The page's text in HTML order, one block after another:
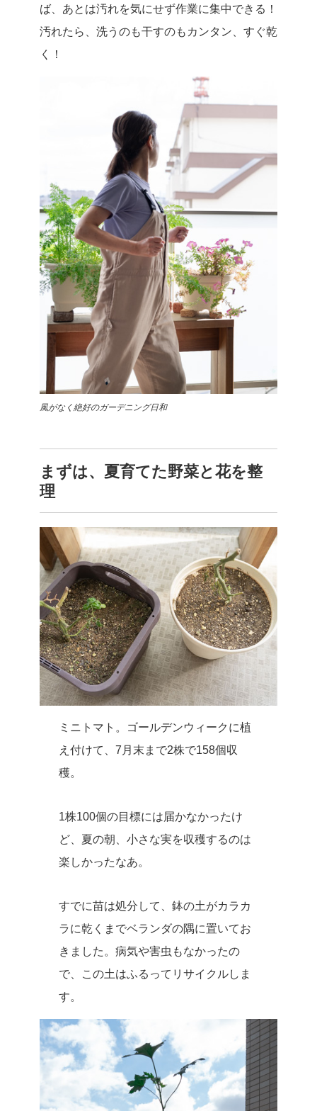
ば、あとは汚れを気にせず作業に集中できる！
汚れたら、洗うのも干すのもカンタン、すぐ乾
く！
風がなく絶好のガーデニング日和
まずは、夏育てた野菜と花を整
理
ミニトマト。ゴールデンウィークに植
え付けて、7月末まで2株で158個収
穫。
1株100個の目標には届かなかったけ
ど、夏の朝、小さな実を収穫するのは
楽しかったなあ。
すでに苗は処分して、鉢の土がカラカ
ラに乾くまでベランダの隅に置いてお
きました。病気や害虫もなかったの
で、この土はふるってリサイクルしま
す。